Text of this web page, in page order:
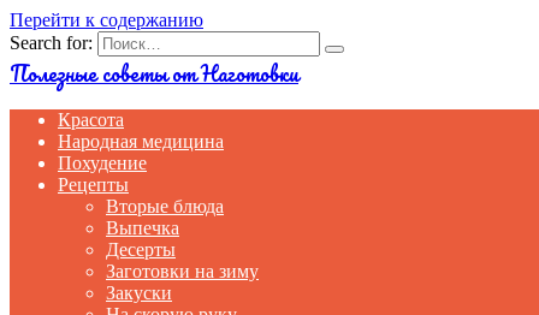
Перейти к содержанию
Search for:
Полезные советы от Наготовки
Красота
Народная медицина
Похудение
Рецепты
Вторые блюда
Выпечка
Десерты
Заготовки на зиму
Закуски